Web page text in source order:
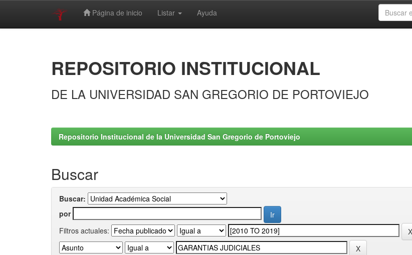
Página de inicio Listar Ayuda
REPOSITORIO INSTITUCIONAL
DE LA UNIVERSIDAD SAN GREGORIO DE PORTOVIEJO
Repositorio Institucional de la Universidad San Gregorio de Portoviejo
Buscar
Buscar:
por
Filtros actuales: